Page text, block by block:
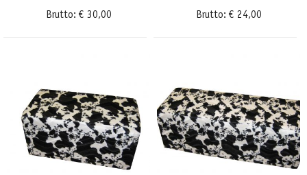
Brutto: € 30,00 Brutto: € 24,00